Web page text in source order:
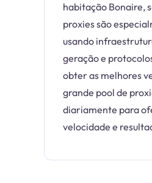
habitação Bonaire,
proxies são
usando
geração e
obter as melhores
grande pool de
diariamente para
velocidade e